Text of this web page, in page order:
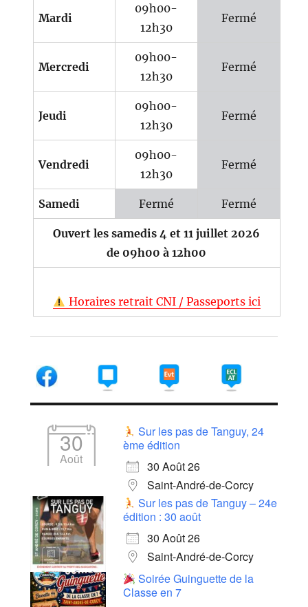
Mardi
09h00-
12h30
Fermé
Mercredi
09h00-
12h30
Fermé
Jeudi
09h00-
12h30
Fermé
Vendredi
09h00-
12h30
Fermé
Samedi Fermé Fermé
Ouvert les samedis 4 et 11 juillet 2026
de 09h00 à 12h00
Horaires retrait CNI / Passeports ici
30
Août
Sur les pas de Tanguy, 24
ème édition
30 Août 26
Saint-André-de-Corcy
Sur les pas de Tanguy – 24e
édition : 30 août
30 Août 26
Saint-André-de-Corcy
Soirée Guinguette de la
Classe en 7